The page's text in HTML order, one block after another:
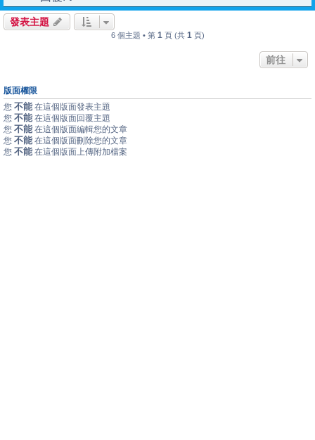
發表主題
6 個主題 • 第 1 頁 (共 1 頁)
前往
版面權限
您 不能 在這個版面發表主題
您 不能 在這個版面回覆主題
您 不能 在這個版面編輯您的文章
您 不能 在這個版面刪除您的文章
您 不能 在這個版面上傳附加檔案